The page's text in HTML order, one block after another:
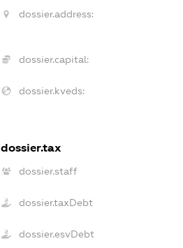
dossier.address:
dossier.capital:
dossier.kveds:
dossier.tax
dossier.staff
dossier.taxDebt
dossier.esvDebt